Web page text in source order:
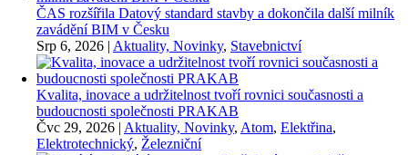
ČAS rozšířila Datový standard stavby a dokončila další milník
zavádění BIM v Česku
Srp 6, 2026 | Aktuality, Novinky, Stavebnictví
Kvalita, inovace a udržitelnost tvoří rovnici současnosti a
budoucnosti společnosti PRAKAB
Čvc 29, 2026 | Aktuality, Novinky, Atom, Elektřina,
Elektrotechnický, Železniční